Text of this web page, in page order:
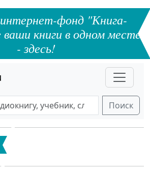
фонд "Книга-
книги в одном месте
- здесь!
Поиск